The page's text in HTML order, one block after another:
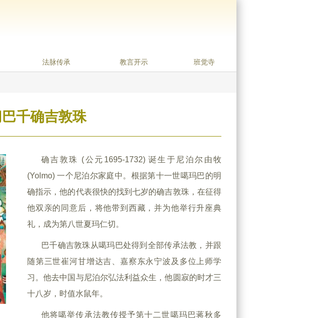
法脉传承 教言开示 班觉寺
千确吉敦珠
确吉敦珠 (公元1695-1732) 诞生于尼泊尔由牧
(Yolmo) 一个尼泊尔家庭中。根据第十一世噶玛巴的明
确指示，他的代表很快的找到七岁的确吉敦珠，在征得
他双亲的同意后，将他带到西藏，并为他举行升座典
礼，成为第八世夏玛仁切。
巴千确吉敦珠从噶玛巴处得到全部传承法教，并跟
随第三世崔河甘增达吉、嘉察东永宁波及多位上师学
习。他去中国与尼泊尔弘法利益众生，他圆寂的时才三
十八岁，时值水鼠年。
他将噶举传承法教传授予第十二世噶玛巴蒋秋多